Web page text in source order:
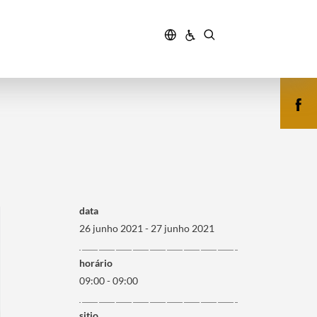
data
26 junho 2021 - 27 junho 2021
horário
09:00 - 09:00